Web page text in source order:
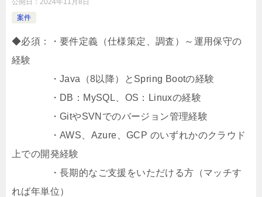
公開日： 2024年11月8日
案件
◆必須：・要件定義（仕様策定、調査）～運用保守の
経験
・Java（8以降）とSpring Bootの経験
・DB：MySQL、OS：Linuxの経験
・GitやSVNでのバージョン管理経験
・AWS、Azure、GCP のいずれかのクラウド
上での開発経験
・長期的なご支援をいただける方（マッチす
れば年単位）